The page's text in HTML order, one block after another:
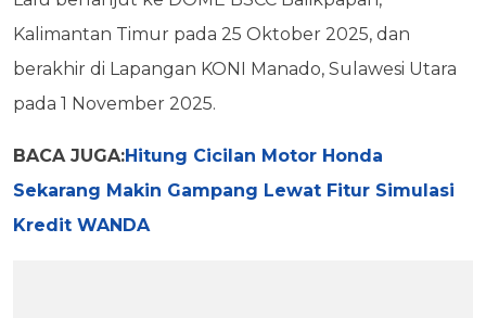
Kalimantan Timur pada 25 Oktober 2025, dan
berakhir di Lapangan KONI Manado, Sulawesi Utara
pada 1 November 2025.
BACA JUGA:Hitung Cicilan Motor Honda
Sekarang Makin Gampang Lewat Fitur Simulasi
Kredit WANDA